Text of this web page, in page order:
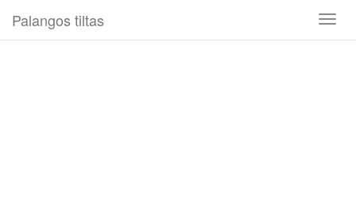
Toggle
Palangos tiltas